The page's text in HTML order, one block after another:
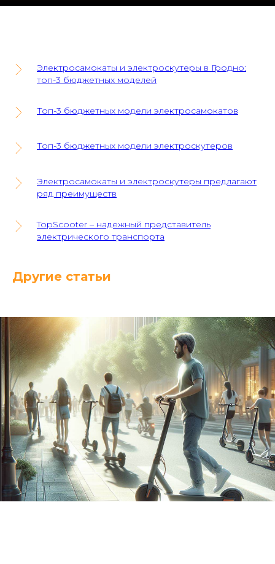
Электросамокаты и электроскутеры в Гродно:
топ-3 бюджетных моделей
Топ-3 бюджетных модели электросамокатов
Топ-3 бюджетных модели электроскутеров
Электросамокаты и электроскутеры предлагают
ряд преимуществ
TopScooter – надежный представитель
электрического транспорта
Другие статьи